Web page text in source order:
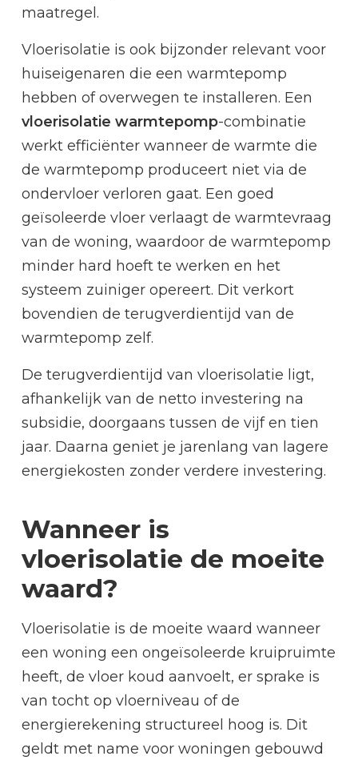
maatregel.
Vloerisolatie is ook bijzonder relevant voor
huiseigenaren die een warmtepomp
hebben of overwegen te installeren. Een
vloerisolatie warmtepomp-combinatie
werkt efficiënter wanneer de warmte die
de warmtepomp produceert niet via de
ondervloer verloren gaat. Een goed
geïsoleerde vloer verlaagt de warmtevraag
van de woning, waardoor de warmtepomp
minder hard hoeft te werken en het
systeem zuiniger opereert. Dit verkort
bovendien de terugverdientijd van de
warmtepomp zelf.
De terugverdientijd van vloerisolatie ligt,
afhankelijk van de netto investering na
subsidie, doorgaans tussen de vijf en tien
jaar. Daarna geniet je jarenlang van lagere
energiekosten zonder verdere investering.
Wanneer is
vloerisolatie de moeite
waard?
Vloerisolatie is de moeite waard wanneer
een woning een ongeïsoleerde kruipruimte
heeft, de vloer koud aanvoelt, er sprake is
van tocht op vloerniveau of de
energierekening structureel hoog is. Dit
geldt met name voor woningen gebouwd